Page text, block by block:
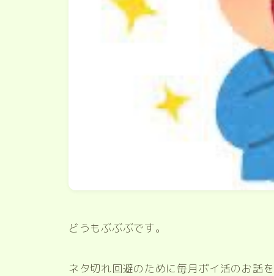
どうもぶぶぶです。
ネタ切れ回避のために毎月ポイ活のお話